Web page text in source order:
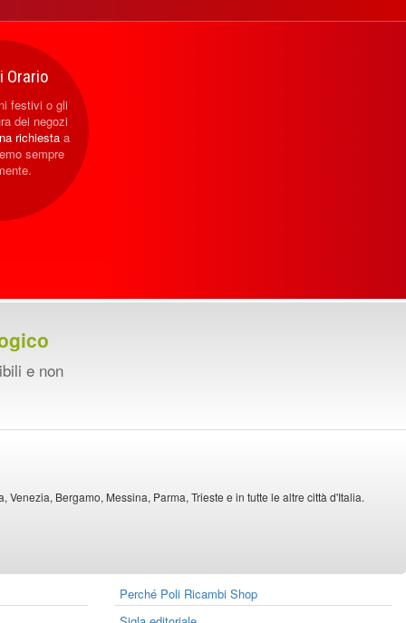
Orario
festivi o gli
dei negozi
richiestaa
sempre
e non
Bergamo, Messina, Parma, Trieste e in tutte le altre città d'Italia.
Perché Poli Ricambi Shop